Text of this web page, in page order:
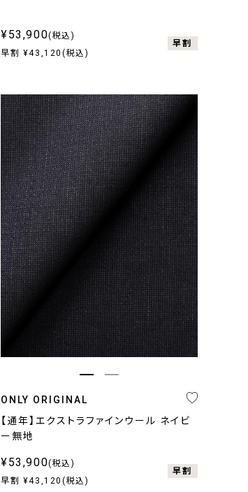
¥53,900(税込)
早割 ¥43,120(税込)
早割
ONLY ORIGINAL
【通年】エクストラファインウール ネイビ
ー無地
¥53,900(税込)
早割 ¥43,120(税込)
早割